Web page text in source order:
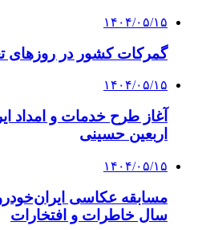
۱۴۰۴/۰۵/۱۵
گمرکات کشور در روزهای
۱۴۰۴/۰۵/۱۵
آغاز طرح خدمات و امداد
اربعین حسینی
۱۴۰۴/۰۵/۱۵
سال خاطرات و افتخارات